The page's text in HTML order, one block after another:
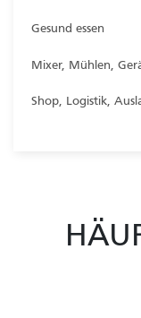
Gesund essen
Mixer, Mühlen,
Shop, Logistik,